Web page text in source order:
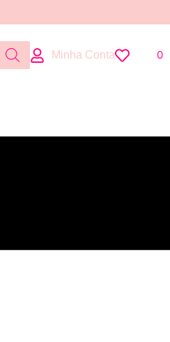
Minha Conta 0